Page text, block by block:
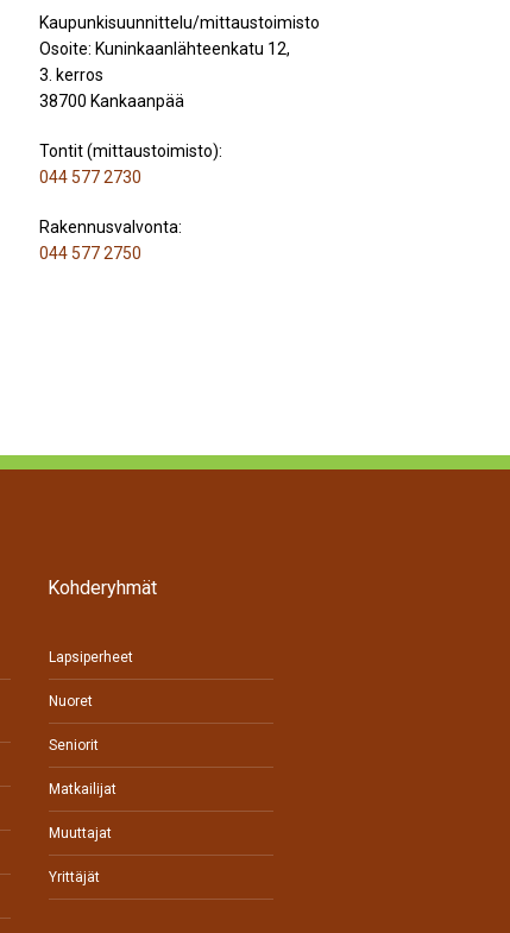
Kaupunkisuunnittelu/mittaustoimisto
Osoite: Kuninkaanlähteenkatu 12,
3. kerros
38700 Kankaanpää
Tontit (mittaustoimisto):
044 577 2730
Rakennusvalvonta:
044 577 2750
Kohderyhmät
Lapsiperheet
Nuoret
Seniorit
Matkailijat
Muuttajat
Yrittäjät